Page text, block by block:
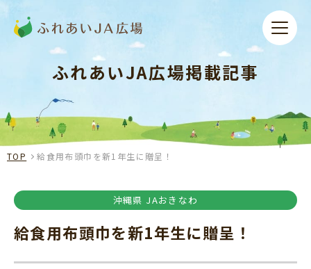
ふれあいJA広場掲載記事
TOP 給食用布頭巾を新1年生に贈呈！
沖縄県 JAおきなわ
給食用布頭巾を新1年生に贈呈！